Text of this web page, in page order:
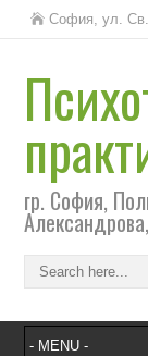
София, ул.
гр. София,